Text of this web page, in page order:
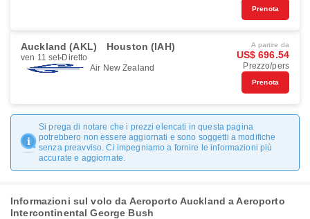
Prenota
Auckland (AKL) Houston (IAH)
ven 11 set Diretto
Air New Zealand
A partire da
US$ 696.54
Prezzo/pers
Prenota
Si prega di notare che i prezzi elencati in questa pagina
potrebbero non essere aggiornati e sono soggetti a modifiche
senza preavviso. Ci impegniamo a fornire le informazioni più
accurate e aggiornate.
Informazioni sul volo da Aeroporto Auckland a Aeroporto
Intercontinental George Bush